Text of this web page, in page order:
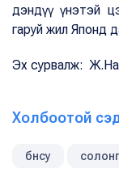
дэндүү үнэтэй
гаруй жил Японд
Эх сурвалж:
Холбоотой
бнсу